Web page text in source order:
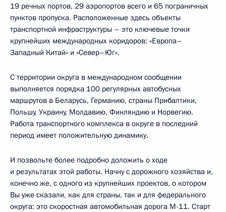
19 речных портов, 29 аэропортов всего и 65 пограничных
пунктов пропуска. Расположенные здесь объекты
транспортной инфраструктуры – это ключевые точки
крупнейших международных коридоров: «Европа–
Западный Китай» и «Север–Юг».
С территории округа в международном сообщении
выполняется порядка 100 регулярных автобусных
маршрутов в Беларусь, Германию, страны Прибалтики,
Польшу, Украину, Молдавию, Финляндию и Норвегию.
Работа транспортного комплекса в округе в последний
период имеет положительную динамику.
И позвольте более подробно доложить о ходе
и результатах этой работы. Начну с дорожного хозяйства и,
конечно же, с одного из крупнейших проектов, о котором
Вы уже сказали, как для страны, так и для федерального
округа: это скоростная автомобильная дорога М-11. Старт